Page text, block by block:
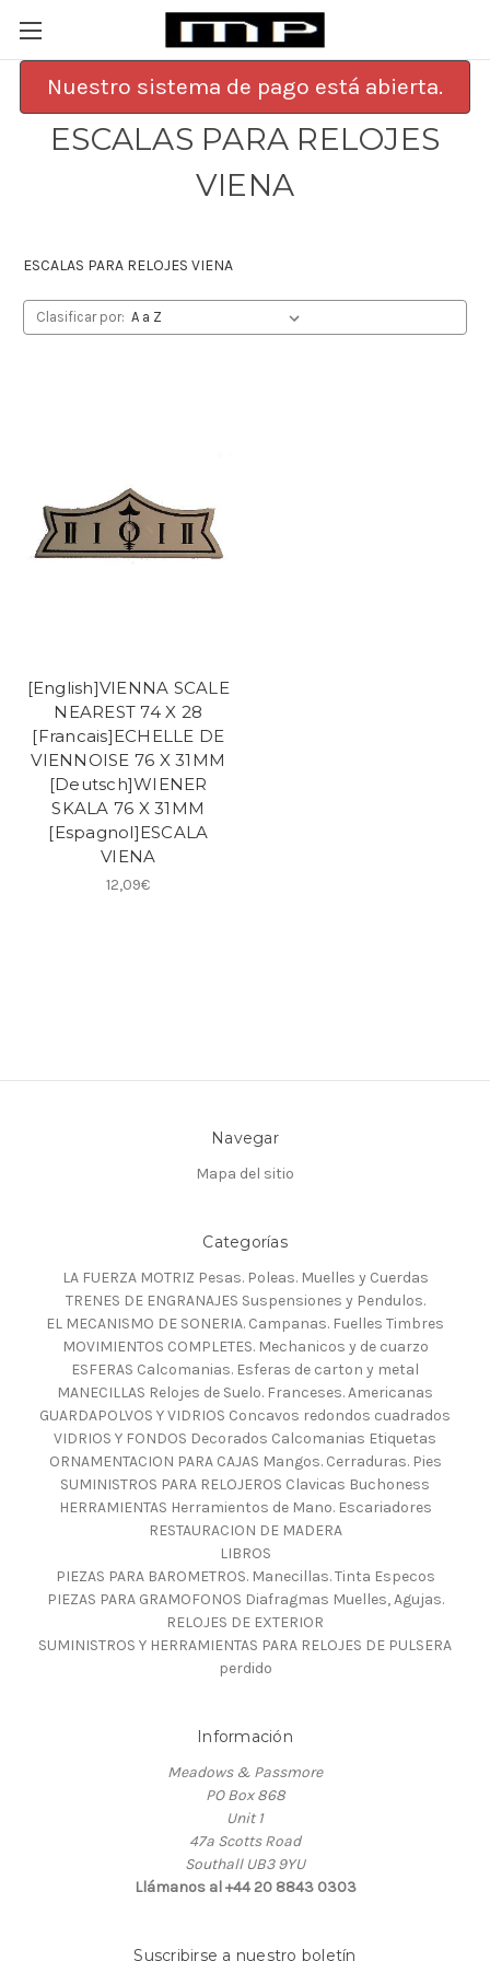
Nuestro sistema de pago está abierta.
ESCALAS PARA RELOJES
VIENA
ESCALAS PARA RELOJES VIENA
Clasificar por:
[English]VIENNA SCALE
NEAREST 74 X 28
[Francais]ECHELLE DE
VIENNOISE 76 X 31MM
[Deutsch]WIENER
SKALA 76 X 31MM
[Espagnol]ESCALA
VIENA
12,09€
Navegar
Mapa del sitio
Categorías
LA FUERZA MOTRIZ Pesas. Poleas. Muelles y Cuerdas
TRENES DE ENGRANAJES Suspensiones y Pendulos.
EL MECANISMO DE SONERIA. Campanas. Fuelles Timbres
MOVIMIENTOS COMPLETES. Mechanicos y de cuarzo
ESFERAS Calcomanias. Esferas de carton y metal
MANECILLAS Relojes de Suelo. Franceses. Americanas
GUARDAPOLVOS Y VIDRIOS Concavos redondos cuadrados
VIDRIOS Y FONDOS Decorados Calcomanias Etiquetas
ORNAMENTACION PARA CAJAS Mangos. Cerraduras. Pies
SUMINISTROS PARA RELOJEROS Clavicas Buchoness
HERRAMIENTAS Herramientos de Mano. Escariadores
RESTAURACION DE MADERA
LIBROS
PIEZAS PARA BAROMETROS. Manecillas. Tinta Especos
PIEZAS PARA GRAMOFONOS Diafragmas Muelles, Agujas.
RELOJES DE EXTERIOR
SUMINISTROS Y HERRAMIENTAS PARA RELOJES DE PULSERA
perdido
Información
Meadows & Passmore
PO Box 868
Unit 1
47a Scotts Road
Southall UB3 9YU
Llámanos al +44 20 8843 0303
Suscribirse a nuestro boletín